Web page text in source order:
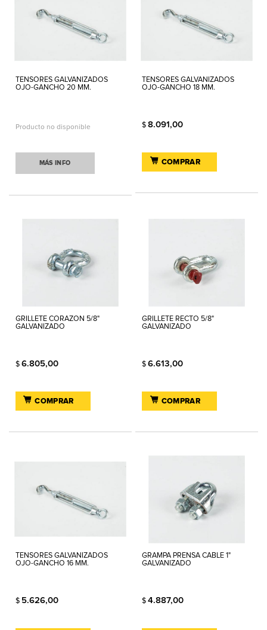
TENSORES GALVANIZADOS
OJO-GANCHO 20 MM.
Producto no disponible
MÁS INFO
TENSORES GALVANIZADOS
OJO-GANCHO 18 MM.
$8.091,00
COMPRAR
GRILLETE CORAZON 5/8"
GALVANIZADO
$ 6.805,00
COMPRAR
GRILLETE RECTO 5/8"
GALVANIZADO
$6.613,00
COMPRAR
TENSORES GALVANIZADOS
OJO-GANCHO 16 MM.
$ 5.626,00
GRAMPA PRENSA CABLE 1"
GALVANIZADO
$4.887,00